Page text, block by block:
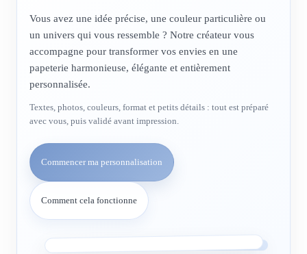
Vous avez une idée précise, une couleur particulière ou
un univers qui vous ressemble ? Notre créateur vous
accompagne pour transformer vos envies en une
papeterie harmonieuse, élégante et entièrement
personnalisée.
Textes, photos, couleurs, format et petits détails : tout est préparé
avec vous, puis validé avant impression.
Commencer ma personnalisation
Comment cela fonctionne